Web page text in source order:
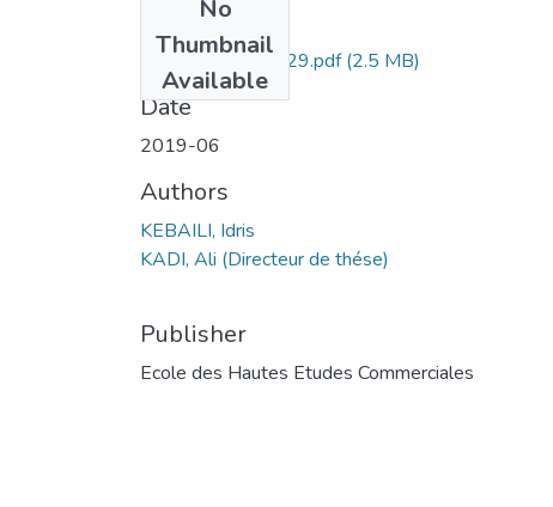
No
Thumbnail
Available
KEBAILI IDRIS-129.pdf(2.5 MB)
Date
2019-06
Authors
KEBAILI, Idris
KADI, Ali (Directeur de thése)
Publisher
Ecole des Hautes Etudes Commerciales